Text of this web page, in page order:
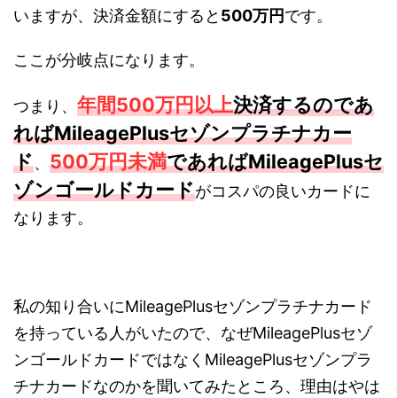
いますが、 決済金額にすると 500万円です。
ここが分岐点になります。
つまり、 年間500万円以上決済するのであ
ればMileagePlusセゾンプラチナカー
ド、 500万円未満であればMileagePlusセ
ゾンゴールドカードがコスパの良いカードに
なります。
私の知り合いにMileagePlusセゾンプラチナカード
を持っている人がいたので、なぜMileagePlusセゾ
ンゴールドカードではなくMileagePlusセゾンプラ
チナカードなのかを聞いてみたところ、理由はやは